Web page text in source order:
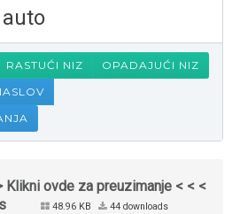
RASTUĆI NIZ
OPADAJUĆI NIZ
Klikni ovde za preuzimanje < < <
48.96 KB 44 downloads